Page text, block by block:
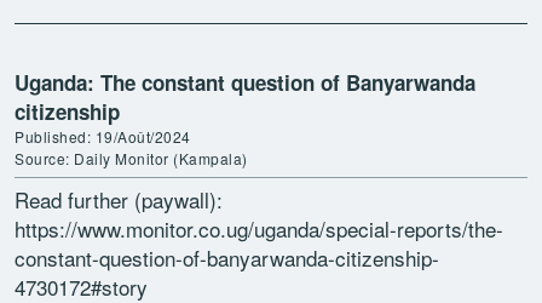
Uganda: The constant question of Banyarwanda
citizenship
Published: 19/Août/2024
Source: Daily Monitor (Kampala)
Read further (paywall):
https://www.monitor.co.ug/uganda/special-reports/the-
constant-question-of-banyarwanda-citizenship-
4730172#story